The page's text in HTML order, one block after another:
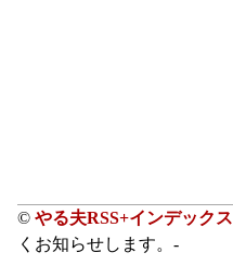
© やる夫RSS+インデックス
くお知らせします。-